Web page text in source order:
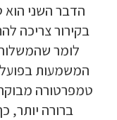
הדבר השני
בקירור צריכה
לומר
המשמעות
טמפרטורה
ברורה יותר,